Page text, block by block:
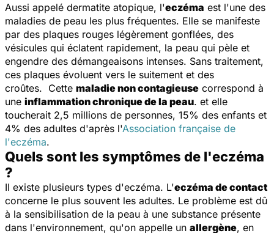
Aussi appelé dermatite atopique, l'eczéma est l'une des
maladies de peau les plus fréquentes. Elle se manifeste
par des plaques rouges légèrement gonflées, des
vésicules qui éclatent rapidement, la peau qui pèle et
engendre des démangeaisons intenses. Sans traitement,
ces plaques évoluent vers le suitement et des
croûtes. Cette maladie non contagieuse correspond à
une inflammation chronique de la peau. et elle
toucherait 2,5 millions de personnes, 15% des enfants et
4% des adultes d'après l'Association française de
l'eczéma.
Quels sont les symptômes de l'eczéma
?
Il existe plusieurs types d'eczéma. L'eczéma de contact
concerne le plus souvent les adultes. Le problème est dû
à la sensibilisation de la peau à une substance présente
dans l'environnement, qu'on appelle un allergène, en